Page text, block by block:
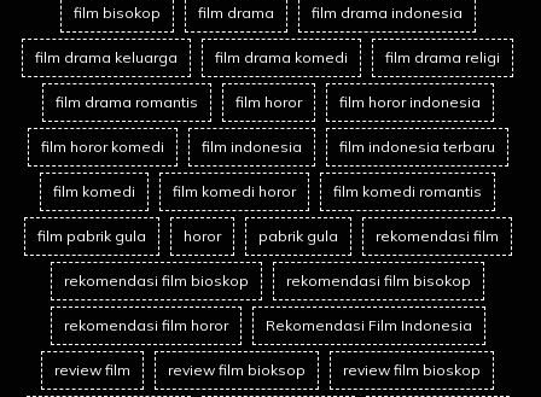
film bisokop film drama film drama indonesia
film drama keluarga film drama komedi film drama religi
film drama romantis film horor film horor indonesia
film horor komedi film indonesia film indonesia terbaru
film komedi film komedi horor film komedi romantis
film pabrik gula horor pabrik gula rekomendasi film
rekomendasi film bioskop rekomendasi film bisokop
rekomendasi film horor Rekomendasi Film Indonesia
review film review film bioksop review film bioskop